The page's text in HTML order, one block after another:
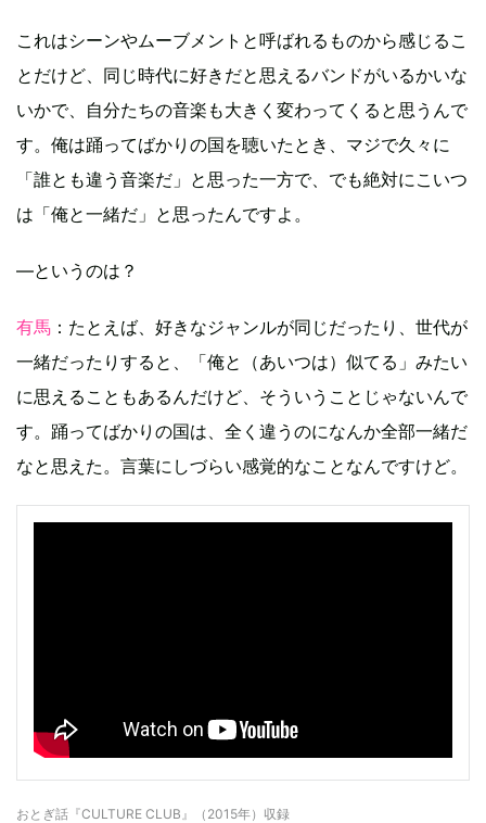
これはシーンやムーブメントと呼ばれるものから感じるこ
とだけど、同じ時代に好きだと思えるバンドがいるかいな
いかで、自分たちの音楽も大きく変わってくると思うんで
す。俺は踊ってばかりの国を聴いたとき、マジで久々に
「誰とも違う音楽だ」と思った一方で、でも絶対にこいつ
は「俺と一緒だ」と思ったんですよ。
―というのは？
有馬 ：たとえば、好きなジャンルが同じだったり、世代が
一緒だったりすると、「俺と（あいつは）似てる」みたい
に思えることもあるんだけど、そういうことじゃないんで
す。踊ってばかりの国は、全く違うのになんか全部一緒だ
なと思えた。言葉にしづらい感覚的なことなんですけど。
おとぎ話『CULTURE CLUB』（2015年）収録